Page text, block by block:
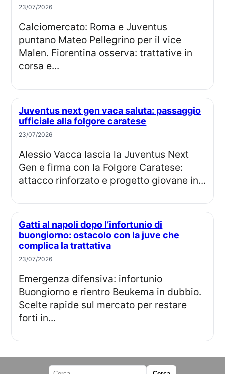
23/07/2026
Calciomercato: Roma e Juventus
puntano Mateo Pellegrino per il vice
Malen. Fiorentina osserva: trattative in
corsa e...
Juventus next gen vaca saluta: passaggio
ufficiale alla folgore caratese
23/07/2026
Alessio Vacca lascia la Juventus Next
Gen e firma con la Folgore Caratese:
attacco rinforzato e progetto giovane in...
Gatti al napoli dopo l’infortunio di
buongiorno: ostacolo con la juve che
complica la trattativa
23/07/2026
Emergenza difensiva: infortunio
Buongiorno e rientro Beukema in dubbio.
Scelte rapide sul mercato per restare
forti in...